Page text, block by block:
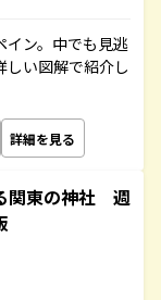
イン。中でも見逃
しい図解で紹介し
詳細を見る
関東の神社 週